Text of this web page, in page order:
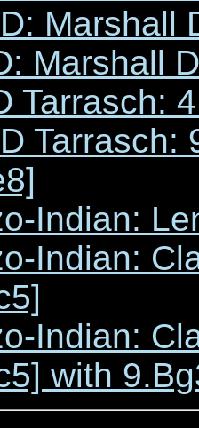
Marshall
Marshall
Tarrasch:
Tarrasch:
Indian:
Indian:
Indian:
with